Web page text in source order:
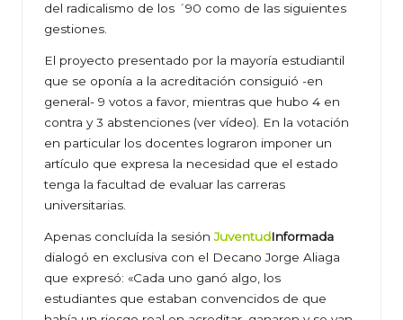
del radicalismo de los ´90 como de las siguientes
gestiones.
El proyecto presentado por la mayoría estudiantil
que se oponía a la acreditación consiguió -en
general- 9 votos a favor, mientras que hubo 4 en
contra y 3 abstenciones (ver vídeo). En la votación
en particular los docentes lograron imponer un
artículo que expresa la necesidad que el estado
tenga la facultad de evaluar las carreras
universitarias.
Apenas concluída la sesiónJuventudInformada
dialogó en exclusiva con el Decano Jorge Aliaga
que expresó: «Cada uno ganó algo, los
estudiantes que estaban convencidos de que